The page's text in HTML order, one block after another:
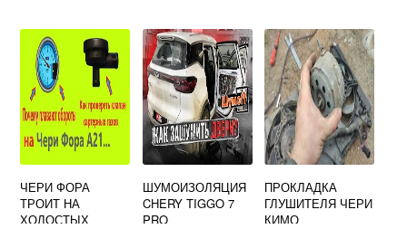
ЧЕРИ ФОРА
ТРОИТ НА
ХОЛОСТЫХ
ШУМОИЗОЛЯЦИЯ
CHERY TIGGO 7
PRO
ПРОКЛАДКА
ГЛУШИТЕЛЯ ЧЕРИ
КИМО